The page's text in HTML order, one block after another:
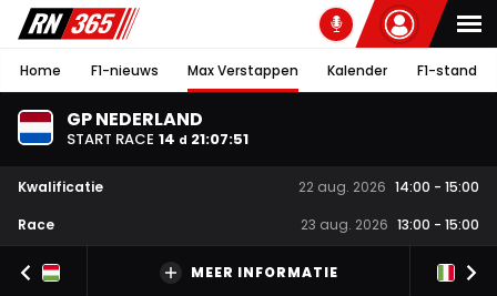
Home F1-nieuws Max Verstappen Kalender F1-stand
GP NEDERLAND
START RACE 14 d 21:07:50
Kwalificatie 22 aug. 2026 14:00 - 15:00
Race
23 aug. 2026 13:00 - 15:00
MEER INFORMATIE